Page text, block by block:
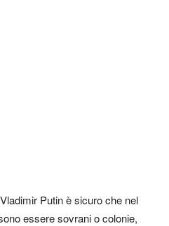
Putin è sicuro che nel
essere sovrani o colonie,